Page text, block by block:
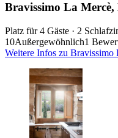
Bravissimo La Mercè,
Platz für 4 Gäste · 2
10Außergewöhnlich1
Weitere Infos zu